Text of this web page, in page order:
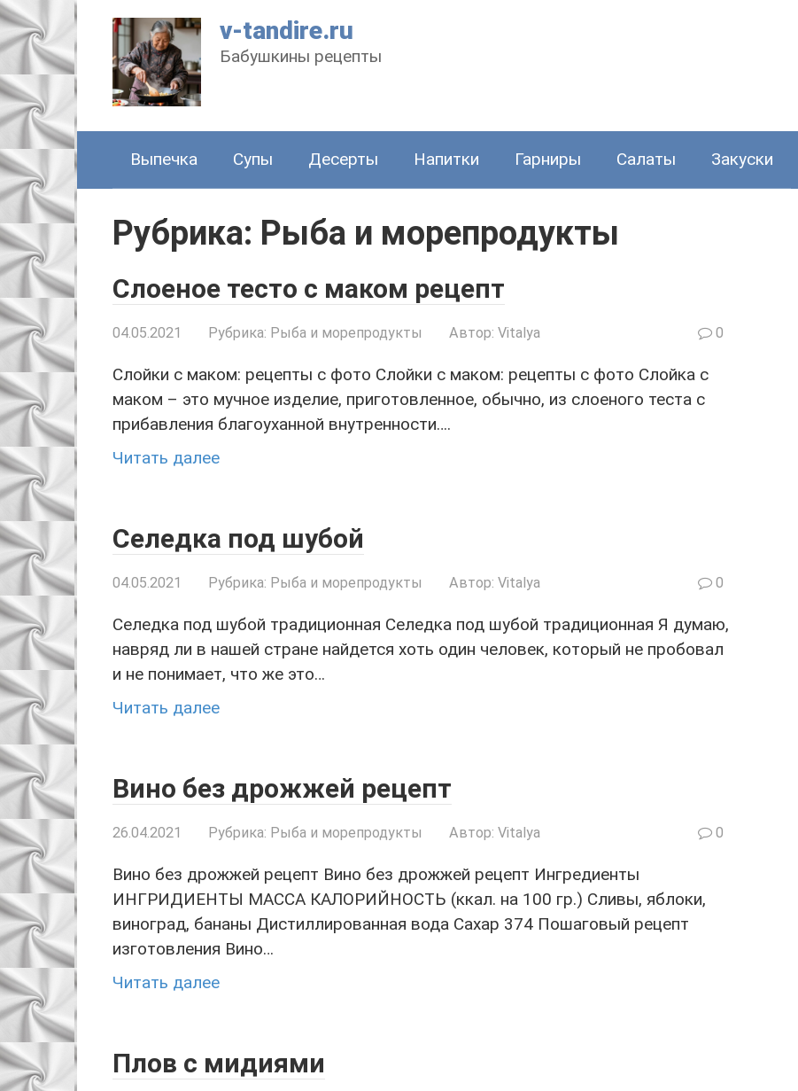
Перейти
к
контенту
v-tandire.ru
Бабушкины рецепты
Выпечка Супы Десерты Напитки Гарниры Салаты Закуски
Рубрика: Рыба и морепродукты
Cлоеное тесто с маком рецепт
04.05.2021 Рубрика: Рыба и морепродукты Автор: Vitalya 0
Слойки с маком: рецепты с фото Слойки с маком: рецепты с фото Слойка с
маком – это мучное изделие, приготовленное, обычно, из слоеного теста с
прибавления благоуханной внутренности….
Читать далее
Селедка под шубой
04.05.2021 Рубрика: Рыба и морепродукты Автор: Vitalya 0
Селедка под шубой традиционная Селедка под шубой традиционная Я думаю,
навряд ли в нашей стране найдется хоть один человек, который не пробовал
и не понимает, что же это…
Читать далее
Вино без дрожжей рецепт
26.04.2021 Рубрика: Рыба и морепродукты Автор: Vitalya 0
Вино без дрожжей рецепт Вино без дрожжей рецепт Ингредиенты
ИНГРИДИЕНТЫ МАССА КАЛОРИЙНОСТЬ (ккал. на 100 гр.) Сливы, яблоки,
виноград, бананы Дистиллированная вода Сахар 374 Пошаговый рецепт
изготовления Вино…
Читать далее
Плов с мидиями